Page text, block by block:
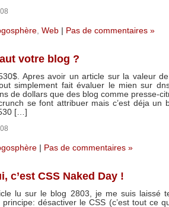
, Web Pas de commentaires »
votre blog ?
Apres avoir un article sur la valeur
simplement fait évaluer le mien sur
de dollars que des blog comme presse-
se font attribuer mais c’est déja un
[…]
Pas de commentaires »
c’est CSS Naked Day !
lu sur le blog 2803, je me suis laissé
principe: désactiver le CSS (c’est tout ce